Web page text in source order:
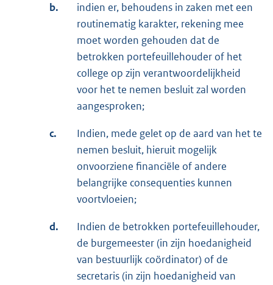
b.
indien er, behoudens in zaken met een
routinematig karakter, rekening mee
moet worden gehouden dat de
betrokken portefeuillehouder of het
college op zijn verantwoordelijkheid
voor het te nemen besluit zal worden
aangesproken;
c.
Indien, mede gelet op de aard van het te
nemen besluit, hieruit mogelijk
onvoorziene financiële of andere
belangrijke consequenties kunnen
voortvloeien;
d.
Indien de betrokken portefeuillehouder,
de burgemeester (in zijn hoedanigheid
van bestuurlijk coördinator) of de
secretaris (in zijn hoedanigheid van